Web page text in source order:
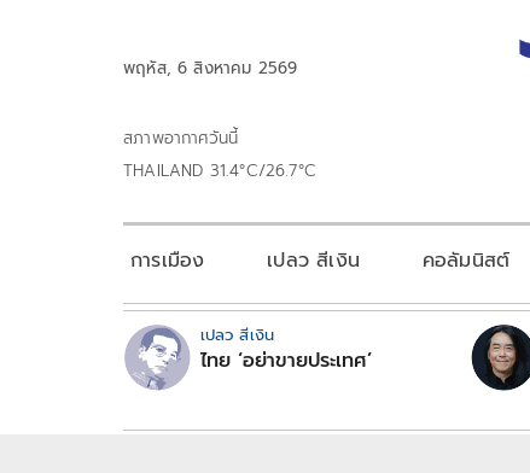
พฤหัส, 6 สิงหาคม 2569
สภาพอากาศวันนี้
THAILAND 31.4°C/26.7°C
การเมือง เปลว สีเงิน คอลัมนิสต์
เปลว สีเงิน
ไทย ‘อย่าขายประเทศ’